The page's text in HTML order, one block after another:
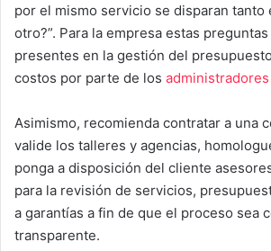
por el mismo servicio se disparan tanto
otro?”. Para la empresa estas
presentes en la gestión del
costos por parte de los
Asimismo, recomienda contratar a una
valide los talleres y agencias,
ponga a disposición del cliente
para la revisión de servicios,
a garantías a fin de que el proceso sea
transparente.